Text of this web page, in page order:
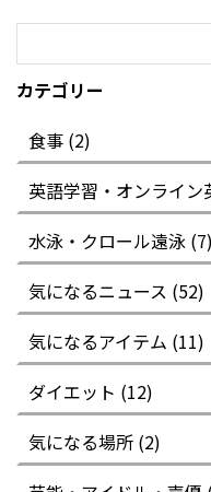
カテゴリー
食事 (2)
英語学習・オンライン
水泳・クロール遠泳 (7)
気になるニュース (52)
気になるアイテム (11)
ダイエット (12)
気になる場所 (2)